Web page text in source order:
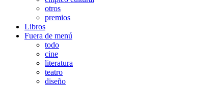
otros
premios
Libros
Fuera de menú
todo
cine
literatura
teatro
diseño